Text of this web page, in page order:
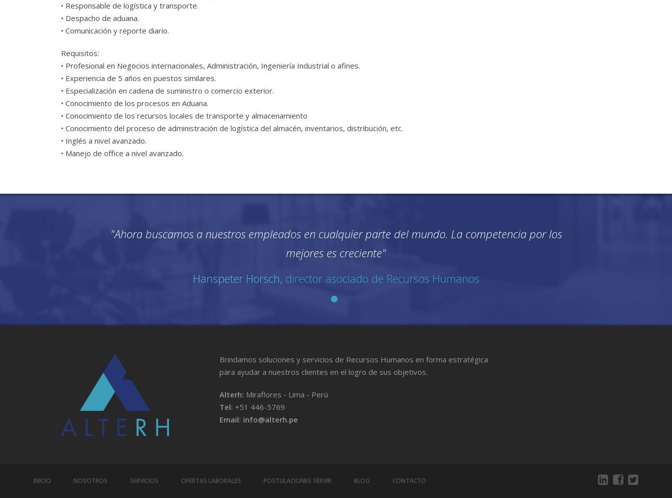
• Responsable de logística y transporte.
• Despacho de aduana.
• Comunicación y reporte diario.
Requisitos:
• Profesional en Negocios internacionales, Administración, Ingeniería Industrial o afines.
• Experiencia de 5 años en puestos similares.
• Especialización en cadena de suministro o comercio exterior.
• Conocimiento de los procesos en Aduana.
• Conocimiento de los recursos locales de transporte y almacenamiento
• Conocimiento del proceso de administración de logística del almacén, inventarios, distribución, etc.
• Inglés a nivel avanzado.
• Manejo de office a nivel avanzado.
"Ahora buscamos a nuestros empleados en cualquier parte del mundo. La competencia por los
mejores es creciente"
Hanspeter Horsch, director asociado de Recursos Humanos
Brindamos soluciones y servicios de Recursos Humanos en forma estratégica
para ayudar a nuestros clientes en el logro de sus objetivos.
Alterh: Miraflores - Lima - Perú
Tel: +51 446-5769
Email: info@alterh.pe
INICIO NOSOTROS SERVICIOS OFERTAS LABORALES POSTULACIONES SERVIR BLOG CONTACTO